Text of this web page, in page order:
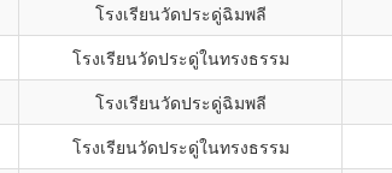
โรงเรียนวัดประดู่ฉิมพลี
โรงเรียนวัดประดู่ในทรงธรรม
โรงเรียนวัดประดู่ฉิมพลี
โรงเรียนวัดประดู่ในทรงธรรม